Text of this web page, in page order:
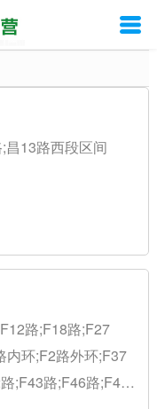
昌13路西段区间
路;F18路;F27
内环;F2路外环;F37
;F43路;F46路;F48